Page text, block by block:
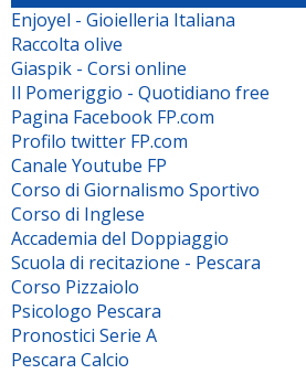
Enjoyel - Gioielleria Italiana
Raccolta olive
Giaspik - Corsi online
Il Pomeriggio - Quotidiano free
Pagina Facebook FP.com
Profilo twitter FP.com
Canale Youtube FP
Corso di Giornalismo Sportivo
Corso di Inglese
Accademia del Doppiaggio
Scuola di recitazione - Pescara
Corso Pizzaiolo
Psicologo Pescara
Pronostici Serie A
Pescara Calcio